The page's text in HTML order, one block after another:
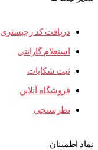
دریافت کد رجیستری
استعلام گارانتی
ثبت شکایات
فروشگاه آنلاین
نظرسنجی
نماد اطمینان